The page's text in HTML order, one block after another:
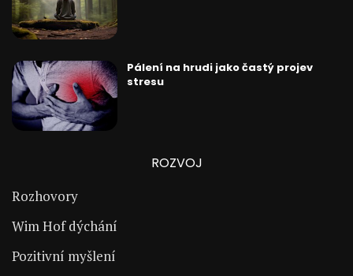
Pálení na hrudi jako častý projev
stresu
ROZVOJ
Rozhovory
Wim Hof dýchání
Pozitivní myšlení